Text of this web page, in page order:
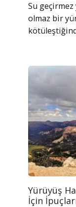
Su
olmaz bir
Yürüyüş
İçin